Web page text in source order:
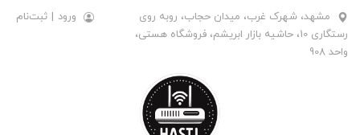
مشهد، شهرک غرب، میدان حجاب، روبه روی
رستگاری 10، حاشیه بازار ابریشم، فروشگاه هستی،
واحد 908
ورود | ثبت‌نام